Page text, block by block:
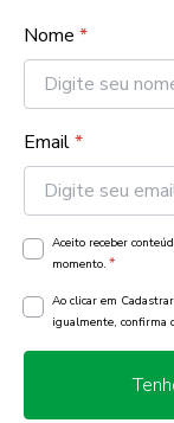
Nome *
Email*
Aceito receber
momento. *
Ao clicar em
igualmente, confirma